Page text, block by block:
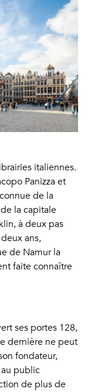
italiennes.
Panizza et
de la
la capitale
à deux pas
ans,
de Namur la
faite connaître
ses portes 128,
dernière ne peut
fondateur,
public
de plus de